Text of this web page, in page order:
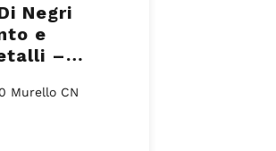
Negri
e
–
Murello CN